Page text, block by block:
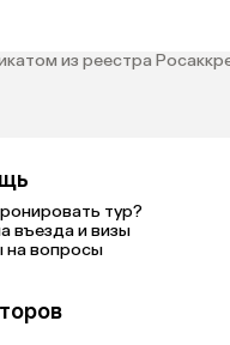
из реестра
тур?
въезда и визы
на вопросы